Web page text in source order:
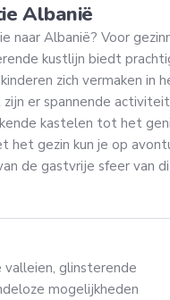
Albanië
naar Albanië? Voor
kustlijn biedt
zich vermaken in
zijn er spannende
kastelen tot het
het gezin kun je op
de gastvrije sfeer van
glinsterende
mogelijkheden